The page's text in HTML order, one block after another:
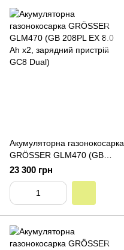
Акумуляторна газонокосарка
GRÖSSER GLM470 (GB
208PL EX 8.0 Ah x2,
зарядний пристрій GC8
23 300 грн